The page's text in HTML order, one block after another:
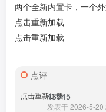
两个全新内置卡，一个外
点击重新加载
点击重新加载
点评
点击重新加载
43545
发表于 2026-5-20